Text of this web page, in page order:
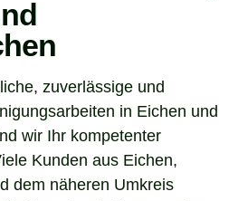
zuverlässige und
in Eichen und
wir Ihr kompetenter
Kunden aus Eichen,
dem näheren Umkreis